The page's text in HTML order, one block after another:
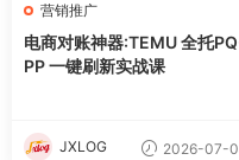
营销推广
电商对账神器:TEMU 全托
PP 一键刷新实战课
JXLOG 2026-07-